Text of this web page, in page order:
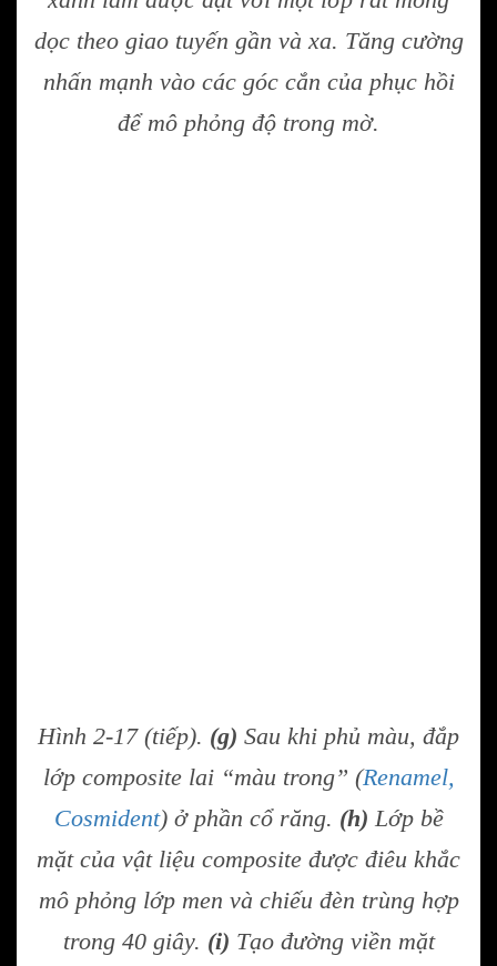
dọc theo giao tuyến gần và xa. Tăng cường
nhấn mạnh vào các góc cắn của phục hồi
để mô phỏng độ trong mờ.
Hình 2-17 (tiếp). (g) Sau khi phủ màu, đắp
lớp composite lai “màu trong” (Renamel,
Cosmident) ở phần cổ răng. (h) Lớp bề
mặt của vật liệu composite được điêu khắc
mô phỏng lớp men và chiếu đèn trùng hợp
trong 40 giây. (i) Tạo đường viền mặt